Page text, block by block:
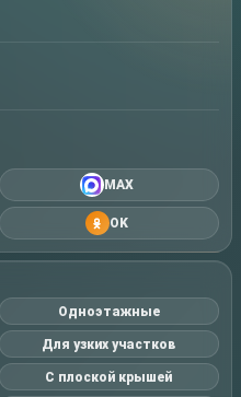
MAX
OK
Одноэтажные
Для узких участков
С плоской крышей